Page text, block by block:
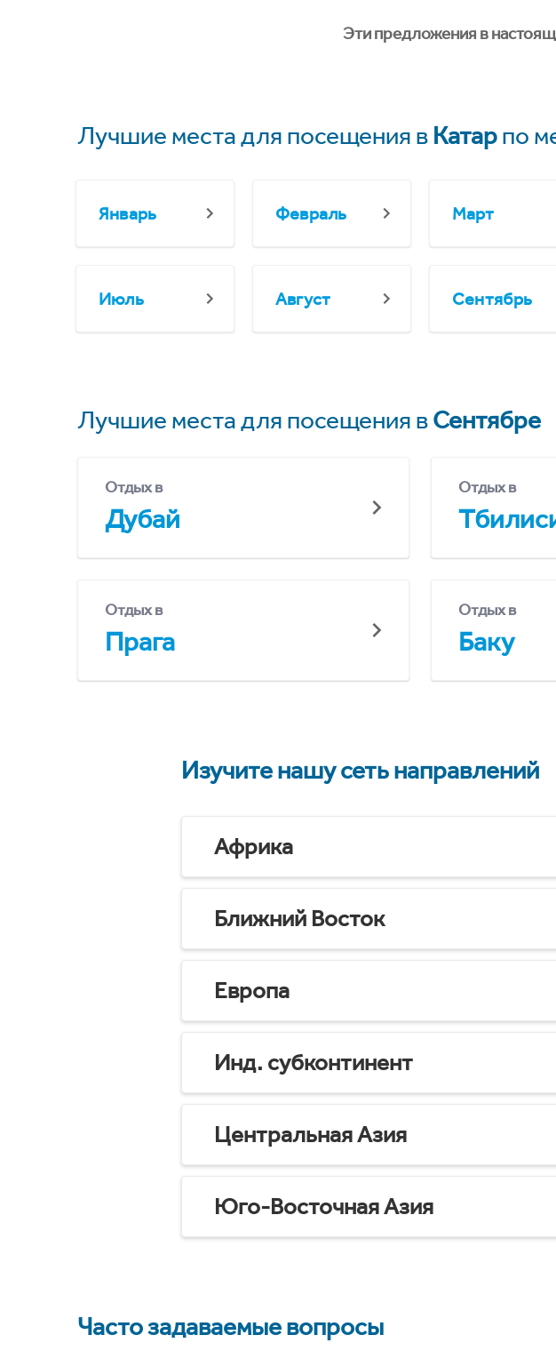
Эти предложения в
Лучшие места для посещения в Катарпо
Январь Февраль Март
Июль Август Сентябрь
Лучшие места для посещения вСентябре
Отдых в
Дубай
Отдых в
Отдых в
Прага
Отдых в
Баку
Изучите нашу сеть направлений
Африка
Ближний Восток
Европа
Инд. субконтинент
Центральная Азия
Юго-Восточная Азия
Часто задаваемые вопросы